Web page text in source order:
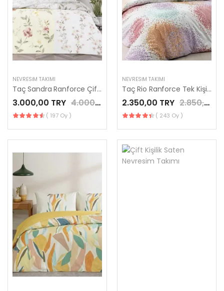
NEVRESIM TAKIMI
Taç Sandra Ranforce Çift Kişilik Nevresim Takımı Ekru
3.000,00 TRY 4.000,00 TRY
( 197 Oy )
NEVRESIM TAKIMI
Taç Rio Ranforce Tek Kişilik Nevresim Takımı Turuncu
2.350,00 TRY 2.850,00 TRY
( 243 Oy )